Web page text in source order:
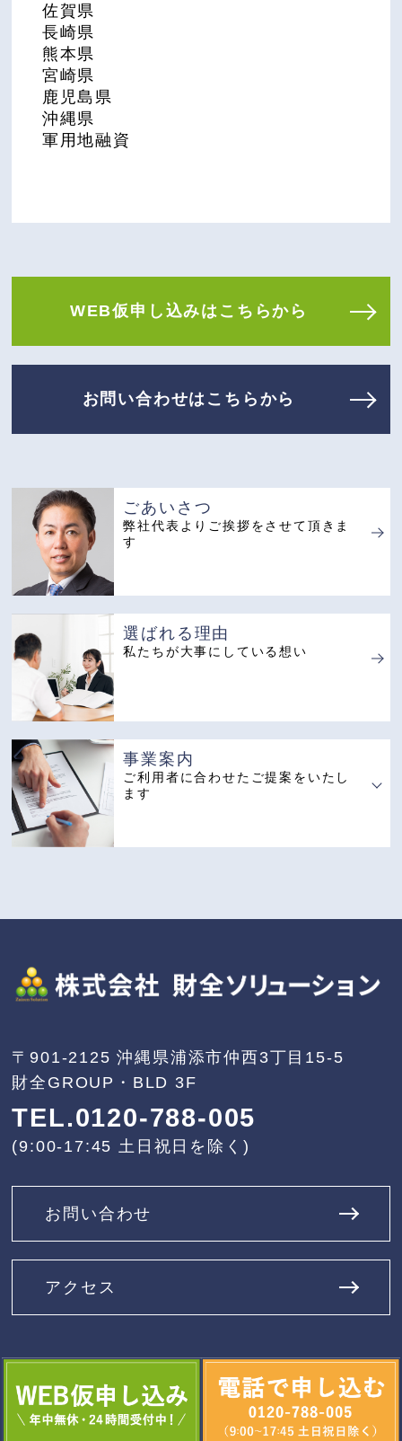
佐賀県
長崎県
熊本県
宮崎県
鹿児島県
沖縄県
軍用地融資
WEB仮申し込みはこちらから
お問い合わせはこちらから
ごあいさつ
弊社代表よりご挨拶をさせて頂きま
す
選ばれる理由
私たちが大事にしている想い
事業案内
ご利用者に合わせたご提案をいたし
ます
〒901-2125沖縄県浦添市仲西3丁目15-5
財全GROUP・BLD 3F
TEL.0120-788-005
(9:00-17:45 土日祝日を除く)
お問い合わせ
アクセス
© 2022 ZAIZEN solution. All Rights Reserved.